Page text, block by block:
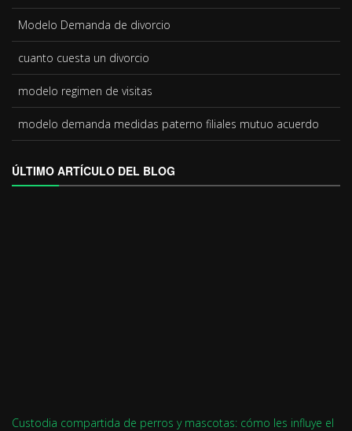
Modelo Demanda de divorcio
cuanto cuesta un divorcio
modelo regimen de visitas
modelo demanda medidas paterno filiales mutuo acuerdo
ÚLTIMO ARTÍCULO DEL BLOG
Custodia compartida de perros y mascotas: cómo les influye el